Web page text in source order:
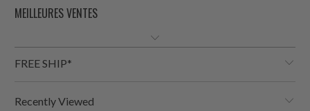
FREE SHIP*
Recently Viewed